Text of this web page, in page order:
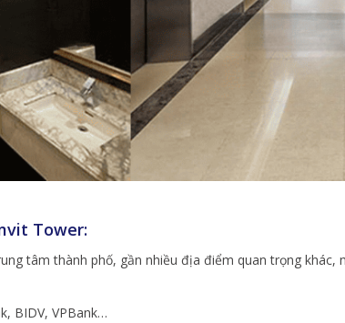
Tower:
tâm thành phố, gần nhiều địa điểm quan trọng khác,
BIDV, VPBank…